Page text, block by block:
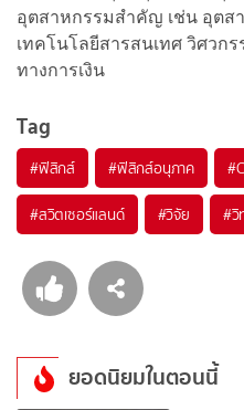
อุตสาหกรรมสำคัญ เช่น อุตส
เทคโนโลยีสารสนเทศ วิศวก
ทางการเงิน
Tag
#ฟิสิกส์ #ฟิสิกส์อนุภาค #
#สวิตเซอร์แลนด์ #วิจัย #วิ
ยอดนิยมในตอนนี้